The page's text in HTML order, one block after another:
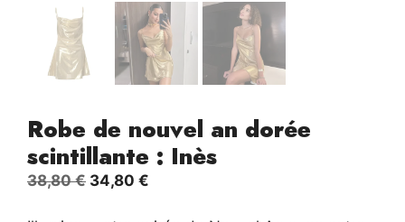
Robe de nouvel an dorée
scintillante : Inès
38,80€ Le
34,80 €